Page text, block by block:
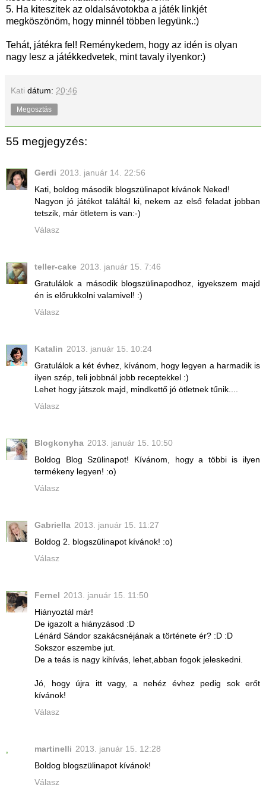
5. Ha kiteszitek az oldalsávotokba a játék linkjét
megköszönöm, hogy minnél többen legyünk.:)
Tehát, játékra fel! Reménykedem, hogy az idén is olyan
nagy lesz a játékkedvetek, mint tavaly ilyenkor:)
Kati dátum: 20:46
Megosztás
55 megjegyzés:
Gerdi 2013. január 14. 22:56
Kati, boldog második blogszülinapot kívánok Neked!
Nagyon jó játékot találtál ki, nekem az első feladat jobban
tetszik, már ötletem is van:-)
Válasz
teller-cake 2013. január 15. 7:46
Gratulálok a második blogszülinapodhoz, igyekszem majd
én is előrukkolni valamivel! :)
Válasz
Katalin 2013. január 15. 10:24
Gratulálok a két évhez, kívánom, hogy legyen a harmadik is
ilyen szép, teli jobbnál jobb receptekkel :)
Lehet hogy játszok majd, mindkettő jó ötletnek tűnik....
Válasz
Blogkonyha 2013. január 15. 10:50
Boldog Blog Szülinapot! Kívánom, hogy a többi is ilyen
termékeny legyen! :o)
Válasz
Gabriella 2013. január 15. 11:27
Boldog 2. blogszülinapot kívánok! :o)
Válasz
Fernel 2013. január 15. 11:50
Hiányoztál már!
De igazolt a hiányzásod :D
Lénárd Sándor szakácsnéjának a története ér? :D :D
Sokszor eszembe jut.
De a teás is nagy kihívás, lehet,abban fogok jeleskedni.
Jó, hogy újra itt vagy, a nehéz évhez pedig sok erőt
kívánok!
Válasz
martinelli 2013. január 15. 12:28
Boldog blogszülinapot kívánok!
Válasz